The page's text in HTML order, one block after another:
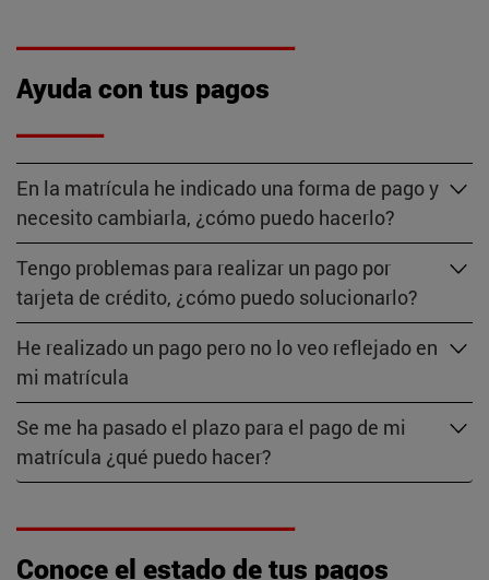
Ayuda con tus pagos
En la matrícula he indicado una forma de pago y
necesito cambiarla, ¿cómo puedo hacerlo?
Tengo problemas para realizar un pago por
tarjeta de crédito, ¿cómo puedo solucionarlo?
He realizado un pago pero no lo veo reflejado en
mi matrícula
Se me ha pasado el plazo para el pago de mi
matrícula ¿qué puedo hacer?
Conoce el estado de tus pagos